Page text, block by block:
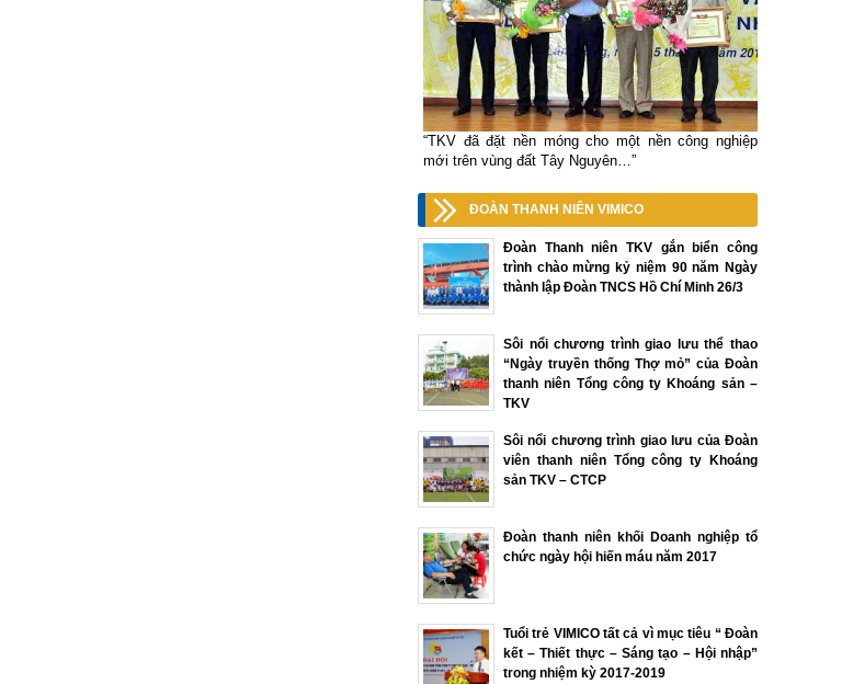
“TKV đã đặt nền móng cho một nền công nghiệp
mới trên vùng đất Tây Nguyên…”
ĐOÀN THANH NIÊN VIMICO
Đoàn Thanh niên TKV gắn biển công
trình chào mừng kỷ niệm 90 năm Ngày
thành lập Đoàn TNCS Hồ Chí Minh 26/3
Sôi nổi chương trình giao lưu thể thao
“Ngày truyền thống Thợ mỏ” của Đoàn
thanh niên Tổng công ty Khoáng sản –
TKV
Sôi nổi chương trình giao lưu của Đoàn
viên thanh niên Tổng công ty Khoáng
sản TKV – CTCP
Đoàn thanh niên khối Doanh nghiệp tổ
chức ngày hội hiến máu năm 2017
Tuổi trẻ VIMICO tất cả vì mục tiêu “ Đoàn
kết – Thiết thực – Sáng tạo – Hội nhập”
trong nhiệm kỳ 2017-2019